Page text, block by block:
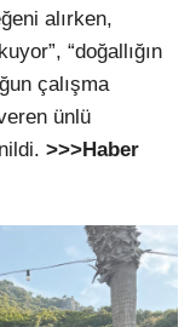
alırken,
“doğallığın
çalışma
ünlü
>>>Haber